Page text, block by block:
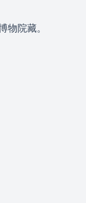
院藏。